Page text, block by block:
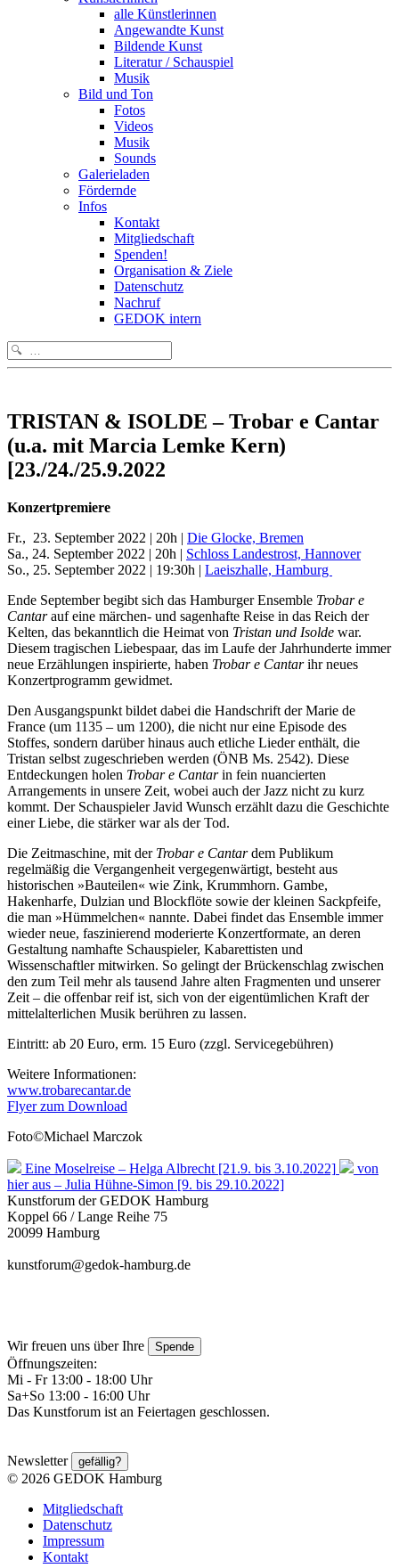
alle Künstlerinnen
Angewandte Kunst
Bildende Kunst
Literatur / Schauspiel
Musik
Bild und Ton
Fotos
Videos
Musik
Sounds
Galerieladen
Fördernde
Infos
Kontakt
Mitgliedschaft
Spenden!
Organisation & Ziele
Datenschutz
Nachruf
GEDOK intern
Search
for:
TRISTAN & ISOLDE – Trobar e Cantar
(u.a. mit Marcia Lemke Kern)
[23./24./25.9.2022
Konzertpremiere
Fr., 23. September 2022 | 20h | Die Glocke, Bremen
Sa., 24. September 2022 | 20h | Schloss Landestrost, Hannover
So., 25. September 2022 | 19:30h | Laeiszhalle, Hamburg
Ende September begibt sich das Hamburger Ensemble Trobar e
Cantarauf eine märchen- und sagenhafte Reise in das Reich der
Kelten, das bekanntlich die Heimat von Tristan und Isolde war.
Diesem tragischen Liebespaar, das im Laufe der Jahrhunderte immer
neue Erzählungen inspirierte, haben Trobar e Cantarihr neues
Konzertprogramm gewidmet.
Den Ausgangspunkt bildet dabei die Handschrift der Marie de
France (um 1135 – um 1200), die nicht nur eine Episode des
Stoffes, sondern darüber hinaus auch etliche Lieder enthält, die
Tristan selbst zugeschrieben werden (ÖNB Ms. 2542). Diese
Entdeckungen holen Trobar e Cantarin fein nuancierten
Arrangements in unsere Zeit, wobei auch der Jazz nicht zu kurz
kommt. Der Schauspieler Javid Wunsch erzählt dazu die Geschichte
einer Liebe, die stärker war als der Tod.
Die Zeitmaschine, mit der Trobar e Cantardem Publikum
regelmäßig die Vergangenheit vergegenwärtigt, besteht aus
historischen »Bauteilen« wie Zink, Krummhorn. Gambe,
Hakenharfe, Dulzian und Blockflöte sowie der kleinen Sackpfeife,
die man »Hümmelchen« nannte. Dabei findet das Ensemble immer
wieder neue, faszinierend moderierte Konzertformate, an deren
Gestaltung namhafte Schauspieler, Kabarettisten und
Wissenschaftler mitwirken. So gelingt der Brückenschlag zwischen
den zum Teil mehr als tausend Jahre alten Fragmenten und unserer
Zeit – die offenbar reif ist, sich von der eigentümlichen Kraft der
mittelalterlichen Musik berühren zu lassen.
Eintritt: ab 20 Euro, erm. 15 Euro (zzgl. Servicegebühren)
Weitere Informationen:
www.trobarecantar.de
Flyer zum Download
Foto©Michael Marczok
Eine Moselreise – Helga Albrecht [21.9. bis 3.10.2022]
von
hier aus – Julia Hühne-Simon [9. bis 29.10.2022]
Kunstforum der GEDOK Hamburg
Koppel 66 / Lange Reihe 75
20099 Hamburg
kunstforum@gedok-hamburg.de
Wir freuen uns über Ihre Spende
Öffnungszeiten:
Mi - Fr 13:00 - 18:00 Uhr
Sa+So 13:00 - 16:00 Uhr
Das Kunstforum ist an Feiertagen geschlossen.
Newsletter gefällig?
© 2026 GEDOK Hamburg
Mitgliedschaft
Datenschutz
Impressum
Kontakt